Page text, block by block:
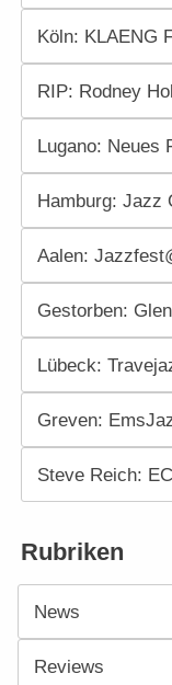
Köln: KLAENG
RIP: Rodney
Lugano: Neues
Hamburg: Jazz
Aalen:
Gestorben:
Lübeck:
Greven:
Steve Reich:
Rubriken
News
Reviews